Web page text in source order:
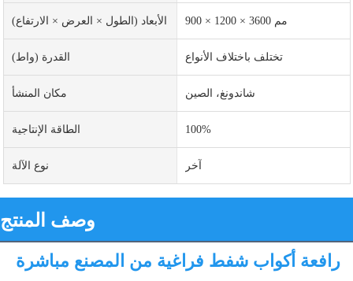
الأبعاد (الطول × العرض × الارتفاع) 900 × 1200 × 3600 مم
القدرة (واط) تختلف باختلاف الأنواع
مكان المنشأ شاندونغ، الصين
الطاقة الإنتاجية 100%
نوع الآلة آخر
وصف المنتج
رافعة أكواب شفط فراغية من المصنع مباشرة